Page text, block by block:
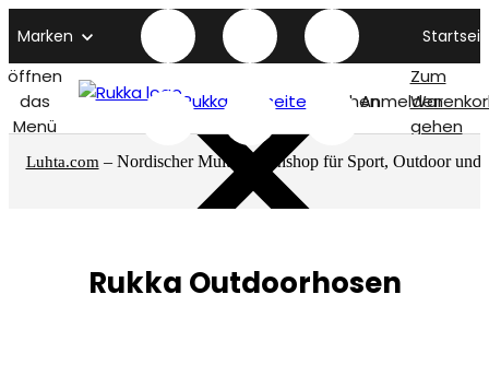
Marken
öffnen
das
Menü
Rukka titelseite SuchenAnmelden
Zum
gehen
Luhta.com – Nordischer Multimarkenshop für Sport, Outdoor und
Rukka Outdoorhosen